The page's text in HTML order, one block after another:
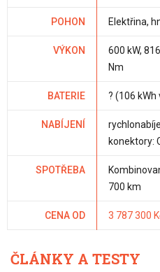
POHON Elektřina,
VÝKON
600 kW,
Nm
BATERIE ? (106
NABÍJENÍ
konektory:
SPOTŘEBA
700 km
CENA OD 3 787 300
ČLÁNKY A TESTY